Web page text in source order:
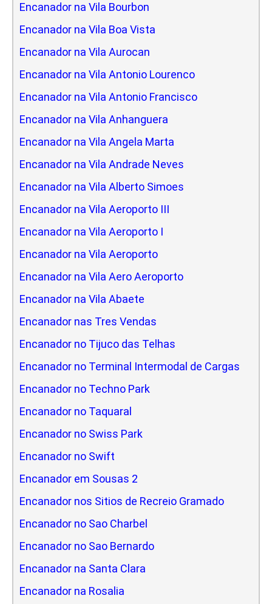
Encanador na Vila Bourbon
Encanador na Vila Boa Vista
Encanador na Vila Aurocan
Encanador na Vila Antonio Lourenco
Encanador na Vila Antonio Francisco
Encanador na Vila Anhanguera
Encanador na Vila Angela Marta
Encanador na Vila Andrade Neves
Encanador na Vila Alberto Simoes
Encanador na Vila Aeroporto III
Encanador na Vila Aeroporto I
Encanador na Vila Aeroporto
Encanador na Vila Aero Aeroporto
Encanador na Vila Abaete
Encanador nas Tres Vendas
Encanador no Tijuco das Telhas
Encanador no Terminal Intermodal de Cargas
Encanador no Techno Park
Encanador no Taquaral
Encanador no Swiss Park
Encanador no Swift
Encanador em Sousas 2
Encanador nos Sitios de Recreio Gramado
Encanador no Sao Charbel
Encanador no Sao Bernardo
Encanador na Santa Clara
Encanador na Rosalia